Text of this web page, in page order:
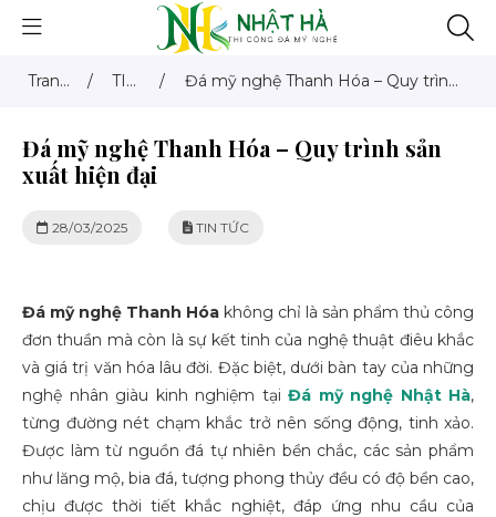
Trang / TIN / Đá mỹ nghệ Thanh Hóa – Quy trình
Đá mỹ nghệ Thanh Hóa – Quy trình sản
xuất hiện đại
28/03/2025 TIN TỨC
Đá mỹ nghệ Thanh Hóa không chỉ là sản phẩm thủ công
đơn thuần mà còn là sự kết tinh của nghệ thuật điêu khắc
và giá trị văn hóa lâu đời. Đặc biệt, dưới bàn tay của những
nghệ nhân giàu kinh nghiệm tại Đá mỹ nghệ Nhật Hà,
từng đường nét chạm khắc trở nên sống động, tinh xảo.
Được làm từ nguồn đá tự nhiên bền chắc, các sản phẩm
như lăng mộ, bia đá, tượng phong thủy đều có độ bền cao,
chịu được thời tiết khắc nghiệt, đáp ứng nhu cầu của